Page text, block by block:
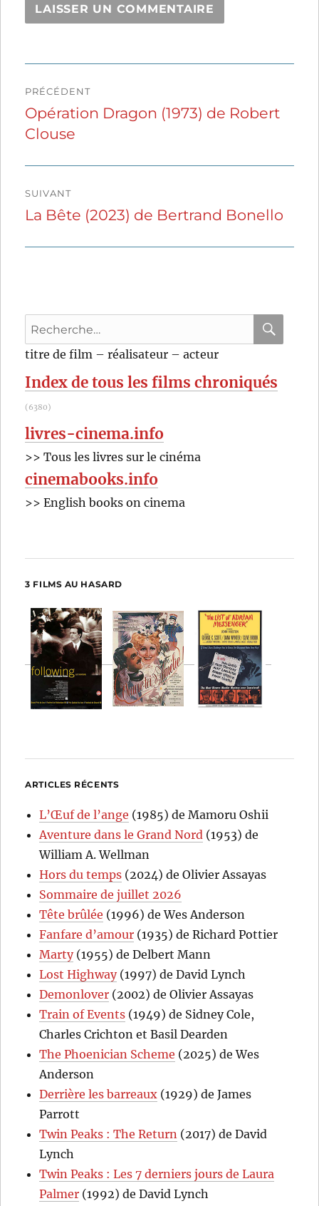
de
l’article
PRÉCÉDENT
Publication
précédente :
Opération Dragon (1973) de Robert
Clouse
SUIVANT
Publication
La Bête (2023) de Bertrand Bonello
Recherche
pour
titre de film – réalisateur – acteur
Index de tous les films chroniqués
(6380)
livres-cinema.info
>> Tous les livres sur le cinéma
cinemabooks.info
>> English books on cinema
3 FILMS AU HASARD
ARTICLES RÉCENTS
L’Œuf de l’ange (1985) de Mamoru Oshii
Aventure dans le Grand Nord (1953) de
William A. Wellman
Hors du temps (2024) de Olivier Assayas
Sommaire de juillet 2026
Tête brûlée (1996) de Wes Anderson
Fanfare d’amour (1935) de Richard Pottier
Marty(1955) de Delbert Mann
Lost Highway(1997) de David Lynch
Demonlover (2002) de Olivier Assayas
Train of Events (1949) de Sidney Cole,
Charles Crichton et Basil Dearden
The Phoenician Scheme (2025) de Wes
Anderson
Derrière les barreaux (1929) de James
Parrott
Twin Peaks : The Return (2017) de David
Lynch
Twin Peaks : Les 7 derniers jours de Laura
Palmer (1992) de David Lynch